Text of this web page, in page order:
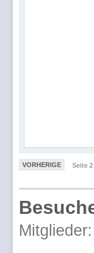
VORHERIGE Seite